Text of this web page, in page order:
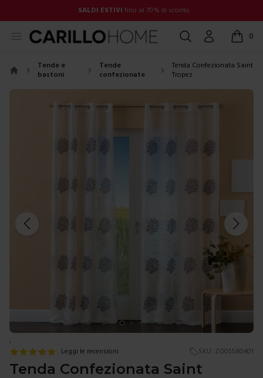
SALDI ESTIVI fino al 70% di sconto
Open menu Cerca Account 0
items
Tende e
bastoni
Tende
confezionate
Tenda Confezionata Saint
Tropez
.
Leggi le recensioni SKU: ZG05580401
Tenda Confezionata Saint